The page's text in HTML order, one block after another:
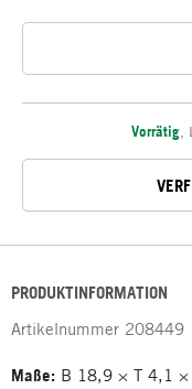
Vorrätig
PRODUKTINFORMATION
Artikelnummer 208449
Maße: B 18,9 × T 4,1